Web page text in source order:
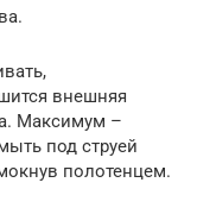
внешняя
Максимум –
под струей
полотенцем.